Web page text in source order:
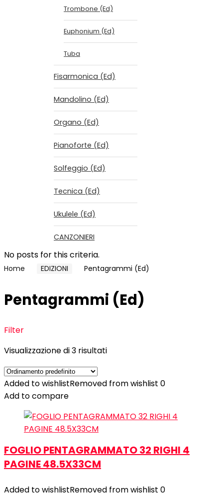
Trombone (Ed)
Euphonium (Ed)
Tuba
Fisarmonica (Ed)
Mandolino (Ed)
Organo (Ed)
Pianoforte (Ed)
Solfeggio (Ed)
Tecnica (Ed)
Ukulele (Ed)
CANZONIERI
No posts for this criteria.
Home EDIZIONI Pentagrammi (Ed)
Pentagrammi (Ed)
Filter
Visualizzazione di 3 risultati
Added to wishlistRemoved from wishlist 0
Add to compare
FOGLIO PENTAGRAMMATO 32 RIGHI 4
PAGINE 48.5X33CM
Added to wishlistRemoved from wishlist 0